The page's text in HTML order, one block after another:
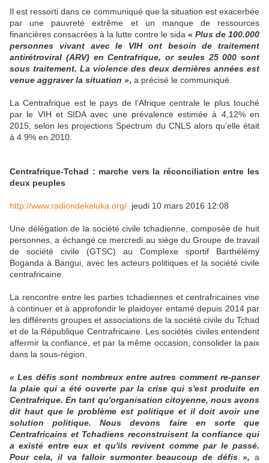
Il est ressorti dans ce communiqué que la situation est exacerbée
par une pauvreté extrême et un manque de ressources
financières consacrées à la lutte contre le sida « Plus de 100.000
personnes vivant avec le VIH ont besoin de traitement
antirétroviral (ARV) en Centrafrique, or seules 25 000 sont
sous traitement. La violence des deux dernières années est
venue aggraver la situation », a précisé le communiqué.
La Centrafrique est le pays de l’Afrique centrale le plus touché
par le VIH et SIDA avec une prévalence estimée à 4,12% en
2015, selon les projections Spectrum du CNLS alors qu’elle était
à 4.9% en 2010.
Centrafrique-Tchad : marche vers la réconciliation entre les
deux peuples
http://www.radiondekeluka.org/ jeudi 10 mars 2016 12:08
Une délégation de la société civile tchadienne, composée de huit
personnes, a échangé ce mercredi au siège du Groupe de travail
de société civile (GTSC) au Complexe sportif Barthélémy
Boganda à Bangui, avec les acteurs politiques et la société civile
centrafricaine.
La rencontre entre les parties tchadiennes et centrafricaines vise
à continuer et à approfondir le plaidoyer entamé depuis 2014 par
les différents groupes et associations de la société civile du Tchad
et de la République Centrafricaine. Les sociétés civiles entendent
affermir la confiance, et par la même occasion, consolider la paix
dans la sous-région.
« Les défis sont nombreux entre autres comment re-panser
la plaie qui a été ouverte par la crise qui s'est produite en
Centrafrique. En tant qu'organisation citoyenne, nous avons
dit haut que le problème est politique et il doit avoir une
solution politique. Nous devons faire en sorte que
Centrafricains et Tchadiens reconstruisent la confiance qui
a existé entre eux et qu'ils revivent comme par le passé.
Pour cela, il va falloir surmonter beaucoup de défis », a